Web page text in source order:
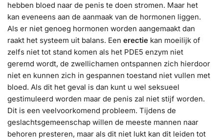
hebben bloed naar de penis te doen stromen. Maar het
kan eveneens aan de aanmaak van de hormonen liggen.
Als er niet genoeg hormonen worden aangemaakt dan
raakt het systeem uit balans. Een erectie kan moeilijk of
zelfs niet tot stand komen als het PDE5 enzym niet
geremd wordt, de zwellichamen ontspannen zich hierdoor
niet en kunnen zich in gespannen toestand niet vullen met
bloed. Als dit het geval is dan kunt u wel seksueel
gestimuleerd worden maar de penis zal niet stijf worden.
Dit is een veelvoorkomend probleem. Tijdens de
geslachtsgemeenschap willen de meeste mannen naar
behoren presteren, maar als dit niet lukt kan dit leiden tot